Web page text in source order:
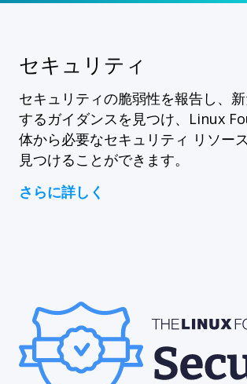
セキュリティ
セキュリティの脆弱性を報告し、
するガイダンスを見つけ、Linux
体から必要なセキュリティ リソー
見つけることができます。
さらに詳しく